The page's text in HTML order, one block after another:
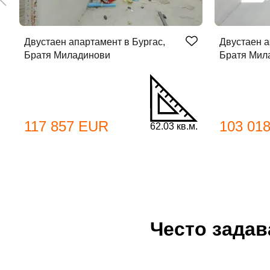
Двустаен апартамент в Бургас,
Братя Миладинови
117 857 EUR 62.03 кв.м.
Двустаен
Братя
103
Често